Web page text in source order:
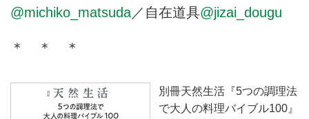
@michiko_matsuda／自在道具@jizai_dougu
＊ ＊ ＊
別冊天然生活『5つの調理法
で大人の料理バイブル100』